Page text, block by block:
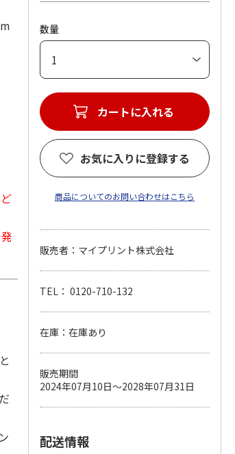
ン パウ
ペット線香 虹のか
なた フルーティフ
数量
カートに入れる
お気に入りに登録する
商品についてのお問い合わせはこちら
販売者：マイプリント株式会社
TEL： 0120-710-132
在庫：在庫あり
販売期間
2024年07月10日～2028年07月31日
配送情報